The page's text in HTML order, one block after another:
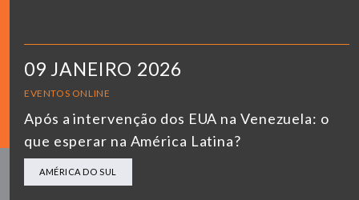
09 JANEIRO 2026
EVENTOS ONLINE
Após a intervenção dos EUA na Venezuela: o
que esperar na América Latina?
AMÉRICA DO SUL